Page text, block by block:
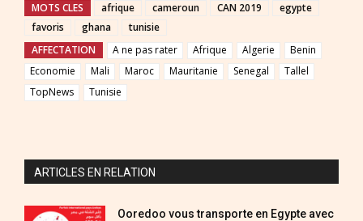
MOTS CLES afrique cameroun CAN 2019
egypte
favoris
ghana
tunisie
AFFECTATION
A ne pas rater Afrique Algerie
Benin
Economie
Mali Maroc Mauritanie Senegal
Tallel
TopNews
Tunisie
ARTICLES EN RELATION
Ooredoo vous transporte en Egypte avec